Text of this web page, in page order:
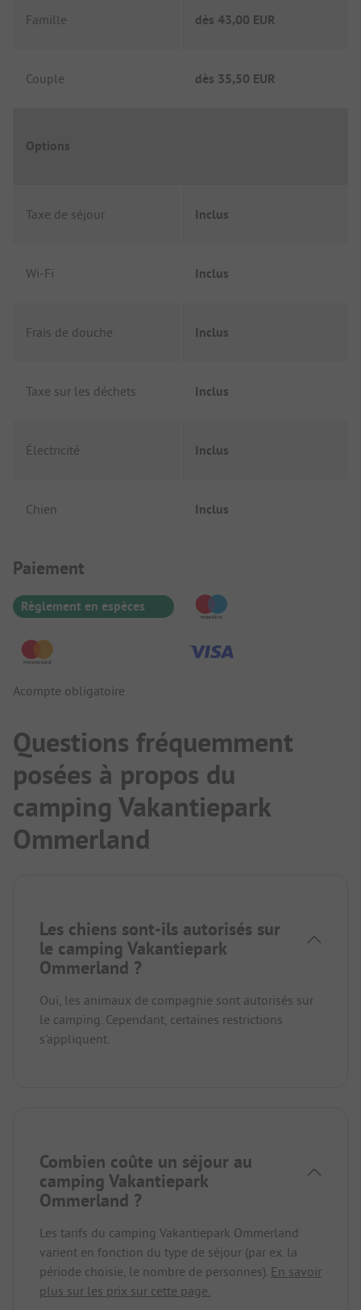
Famille dès 43,00 EUR
Couple dès 35,50 EUR
Options
Taxe de séjour Inclus
Wi-Fi Inclus
Frais de douche Inclus
Taxe sur les déchets Inclus
Électricité Inclus
Chien Inclus
Informations de paiement
Paiement
Règlement en espèces
Acompte obligatoire
Questions fréquemment
posées à propos du
camping Vakantiepark
Ommerland
Les chiens sont-ils autorisés sur
le camping Vakantiepark
Ommerland ?
Oui, les animaux de compagnie sont autorisés sur
le camping. Cependant, certaines restrictions
s'appliquent.
Combien coûte un séjour au
camping Vakantiepark
Ommerland ?
Les tarifs du camping Vakantiepark Ommerland
varient en fonction du type de séjour (par ex. la
période choisie, le nombre de personnes). En savoir
plus sur les prix sur cette page.